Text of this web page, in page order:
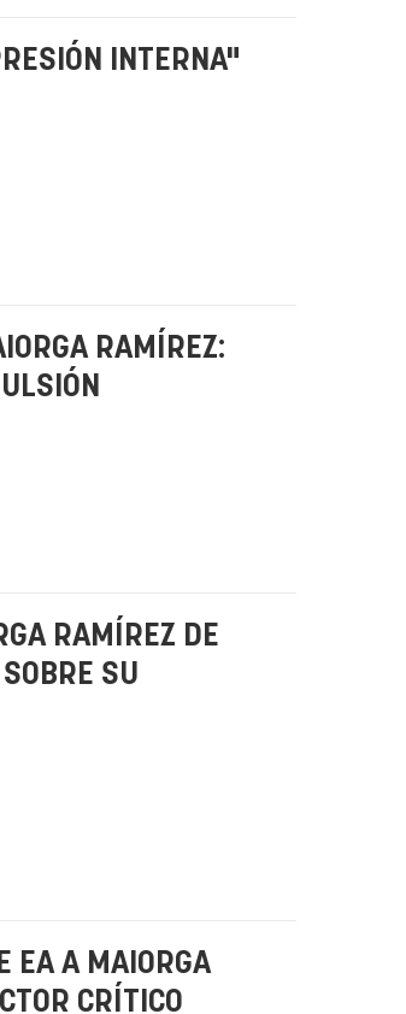
INTERNA"
RAMÍREZ:
RAMÍREZ DE
SU
EA A MAIORGA
CRÍTICO